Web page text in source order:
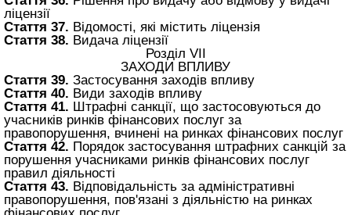
ліцензії
Стаття 37. Відомості, які містить ліцензія
Стаття 38. Видача ліцензії
Розділ VII
ЗАХОДИ ВПЛИВУ
Стаття 39. Застосування заходів впливу
Стаття 40. Види заходів впливу
Стаття 41. Штрафні санкції, що застосовуються до
учасників ринків фінансових послуг за
правопорушення, вчинені на ринках фінансових послуг
Стаття 42. Порядок застосування штрафних санкцій за
порушення учасниками ринків фінансових послуг
правил діяльності
Стаття 43. Відповідальність за адміністративні
правопорушення, пов'язані з діяльністю на ринках